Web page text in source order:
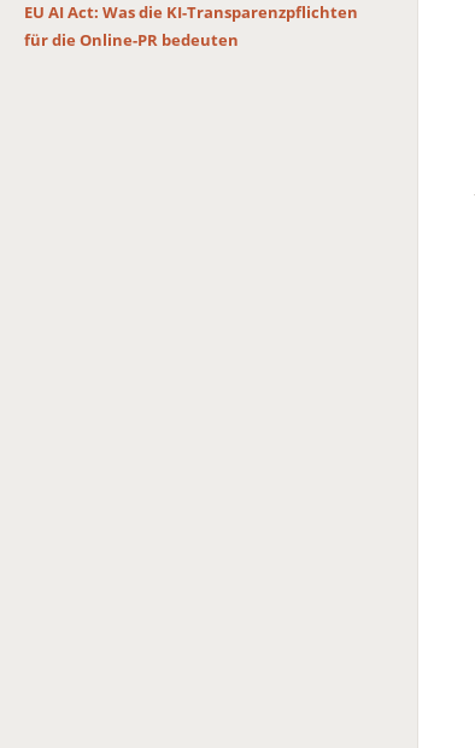
EU AI Act: Was die KI-Transparenzpflichten
für die Online-PR bedeuten